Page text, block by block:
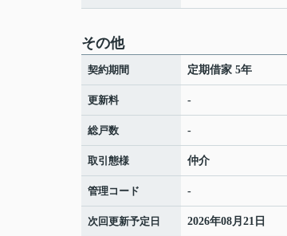
その他
契約期間 定期借家 5年
更新料 -
総戸数 -
取引態様 仲介
管理コード -
次回更新予定日 2026年08月21日